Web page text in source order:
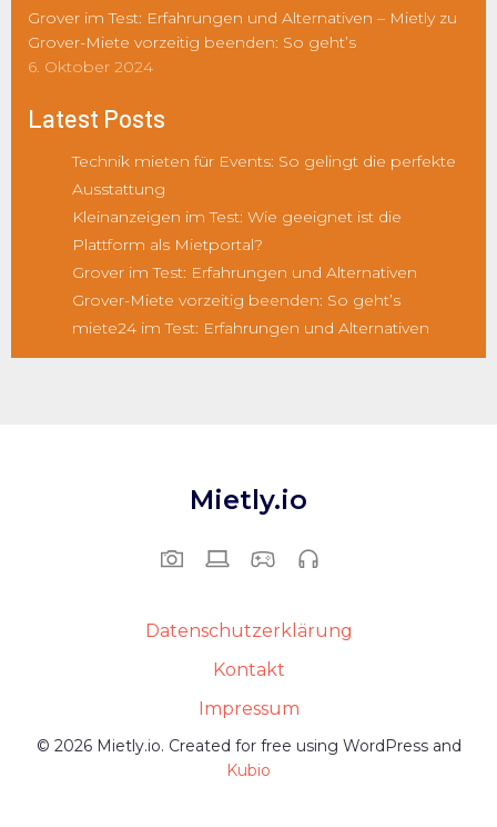
Grover im Test: Erfahrungen und Alternativen – Mietlyzu
Grover-Miete vorzeitig beenden: So geht’s
6. Oktober 2024
Latest Posts
Technik mieten für Events: So gelingt die perfekte
Ausstattung
Kleinanzeigen im Test: Wie geeignet ist die
Plattform als Mietportal?
Grover im Test: Erfahrungen und Alternativen
Grover-Miete vorzeitig beenden: So geht’s
miete24 im Test: Erfahrungen und Alternativen
Mietly.io
Datenschutzerklärung
Kontakt
Impressum
© 2026 Mietly.io. Created for free using WordPress and
Kubio